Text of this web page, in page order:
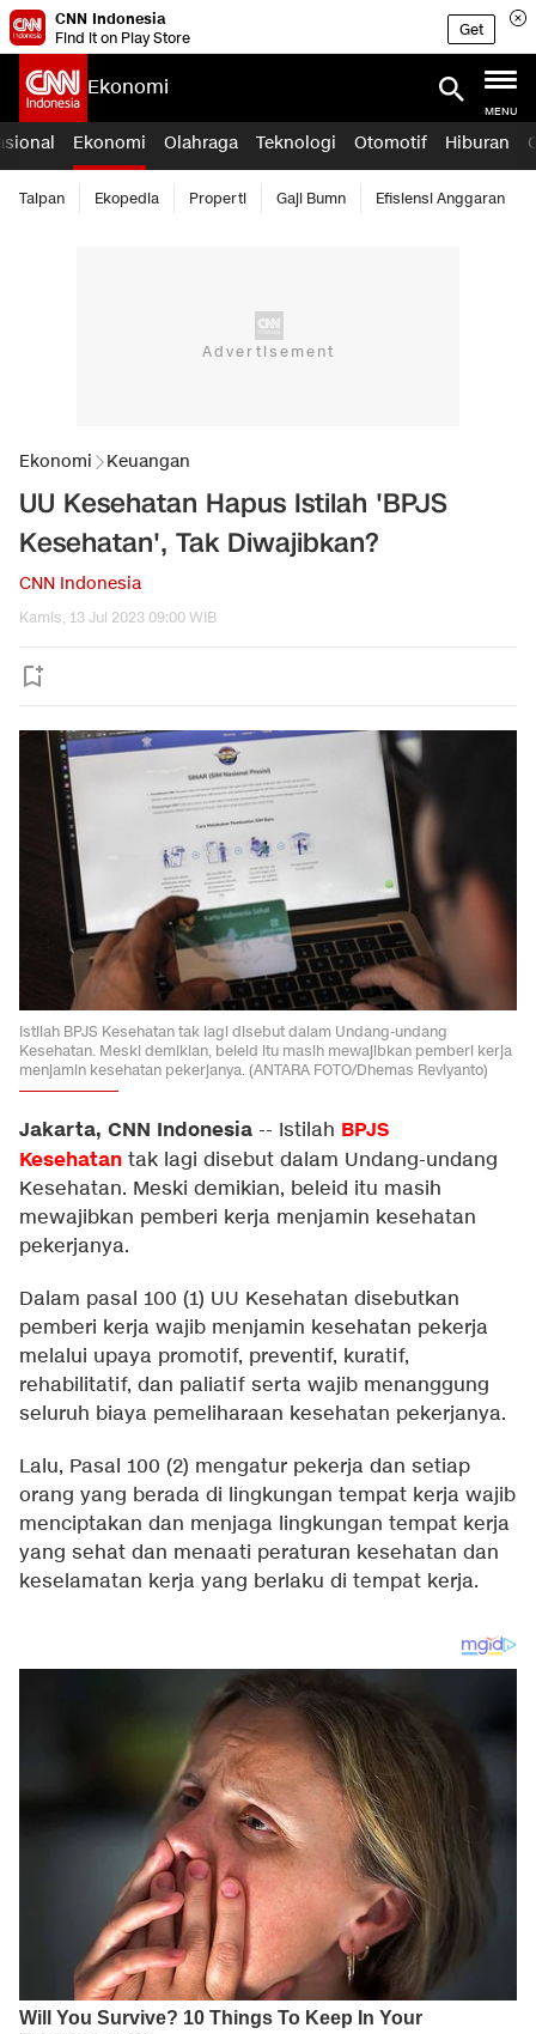
CNN Indonesia
Find it on Play Store
Get
Ekonomi
MENU
Ekonomi Olahraga Teknologi Otomotif Hiburan
Taipan Ekopedia Properti Gaji Bumn Efisiensi Anggaran
Ekonomi Keuangan
UU Kesehatan Hapus Istilah 'BPJS
Kesehatan', Tak Diwajibkan?
CNN Indonesia
Kamis, 13 Jul 2023 09:00 WIB
Istilah BPJS Kesehatan tak lagi disebut dalam Undang-undang
Kesehatan. Meski demikian, beleid itu masih mewajibkan pemberi kerja
menjamin kesehatan pekerjanya. (ANTARA FOTO/Dhemas Reviyanto)
Jakarta, CNN Indonesia -- Istilah BPJS
Kesehatan tak lagi disebut dalam Undang-undang
Kesehatan. Meski demikian, beleid itu masih
mewajibkan pemberi kerja menjamin kesehatan
pekerjanya.
Dalam pasal 100 (1) UU Kesehatan disebutkan
pemberi kerja wajib menjamin kesehatan pekerja
melalui upaya promotif, preventif, kuratif,
rehabilitatif, dan paliatif serta wajib menanggung
seluruh biaya pemeliharaan kesehatan pekerjanya.
Lalu, Pasal 100 (2) mengatur pekerja dan setiap
orang yang berada di lingkungan tempat kerja wajib
menciptakan dan menjaga lingkungan tempat kerja
yang sehat dan menaati peraturan kesehatan dan
keselamatan kerja yang berlaku di tempat kerja.